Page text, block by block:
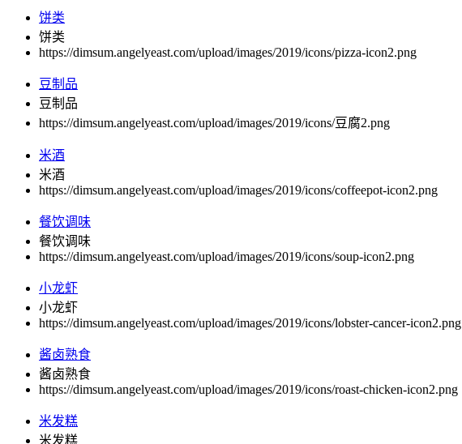
饼类
饼类
https://dimsum.angelyeast.com/upload/images/2019/icons/pizza-icon2.png
豆制品
豆制品
https://dimsum.angelyeast.com/upload/images/2019/icons/豆腐2.png
米酒
米酒
https://dimsum.angelyeast.com/upload/images/2019/icons/coffeepot-icon2.png
餐饮调味
餐饮调味
https://dimsum.angelyeast.com/upload/images/2019/icons/soup-icon2.png
小龙虾
小龙虾
https://dimsum.angelyeast.com/upload/images/2019/icons/lobster-cancer-icon2.png
酱卤熟食
酱卤熟食
https://dimsum.angelyeast.com/upload/images/2019/icons/roast-chicken-icon2.png
米发糕
米发糕